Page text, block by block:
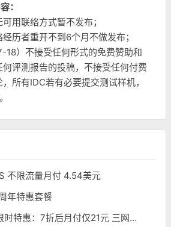
：
用联络方式暂不发布；
历者重开不到6个月不做发布；
18）不接受任何形式的免费赞助和
评测报告的投稿，不接受任何付费
所有IDC若有必要提交测试样机，
不限流量月付 4.54美元
年特惠套餐
LOCVPS 香港VPS限时特惠：7折后月付仅21元 三网优化BGP线路 可选原生IP